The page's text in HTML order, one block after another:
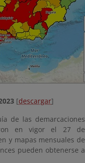
[descargar]
de las demarcaciones
en vigor el 27 de
y mapas mensuales de
pueden obtenerse a